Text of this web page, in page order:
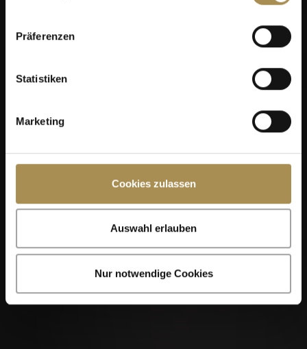
Präferenzen
Statistiken
Marketing
Cookies zulassen
Auswahl erlauben
Nur notwendige Cookies